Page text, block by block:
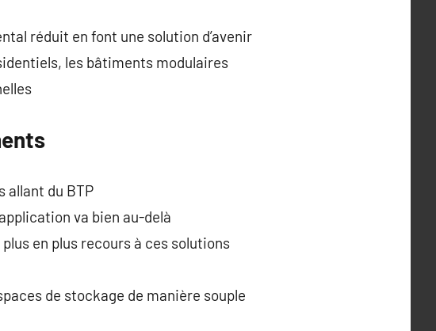
réduit en font une solution d’avenir
les bâtiments modulaires
allant du BTP
va bien au-delà
en plus recours à ces solutions
de stockage de manière souple